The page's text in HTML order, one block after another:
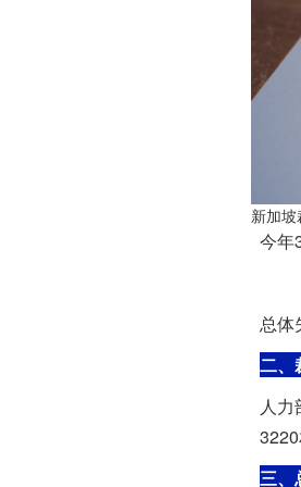
新加
今年
总体
二、
人
三、